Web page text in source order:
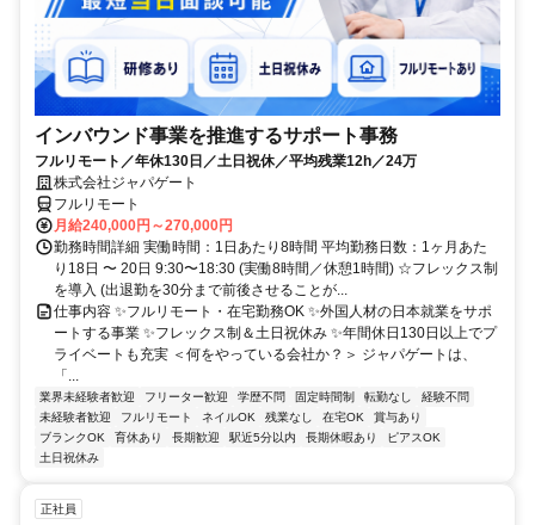
インバウンド事業を推進するサポート事務
フルリモート／年休130日／土日祝休／平均残業12h／24万
株式会社ジャパゲート
フルリモート
月給240,000円～270,000円
勤務時間詳細 実働時間：1日あたり8時間 平均勤務日数：1ヶ月あた
り18日 〜 20日 9:30〜18:30 (実働8時間／休憩1時間) ☆フレックス制
を導入 (出退勤を30分まで前後させることが...
仕事内容 ✨フルリモート・在宅勤務OK ✨外国人材の日本就業をサポ
ートする事業 ✨フレックス制＆土日祝休み ✨年間休日130日以上でプ
ライベートも充実 ＜何をやっている会社か？＞ ジャパゲートは、
「...
業界未経験者歓迎 フリーター歓迎 学歴不問 固定時間制 転勤なし
経験不問
未経験者歓迎
フルリモート ネイルOK 残業なし 在宅OK
賞与あり
ブランクOK
育休あり 長期歓迎 駅近5分以内 長期休暇あり
ピアスOK
土日祝休み
正社員